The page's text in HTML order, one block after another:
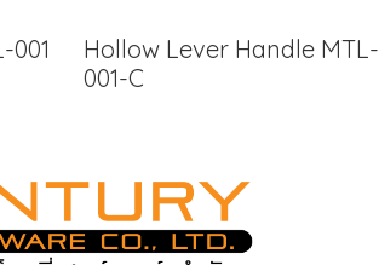
001
Hollow Lever Handle MTL-
001-C